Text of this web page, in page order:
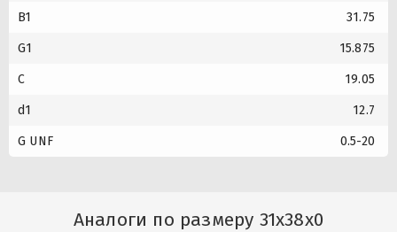
B1 31.75
G1 15.875
C 19.05
d1 12.7
G UNF 0.5-20
Аналоги по размеру 31x38x0